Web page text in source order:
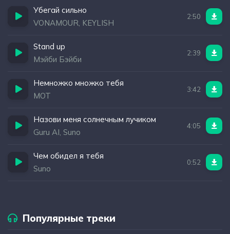
Убегай сильно
VONAMOUR, KEYLISH
2:50
Stand up
Мэйби Бэйби
2:39
Немножко множко тебя
МОТ
3:42
Назови меня солнечным лучиком
Guru AI, Suno
4:05
Чем обидел я тебя
Suno
0:52
Популярные треки